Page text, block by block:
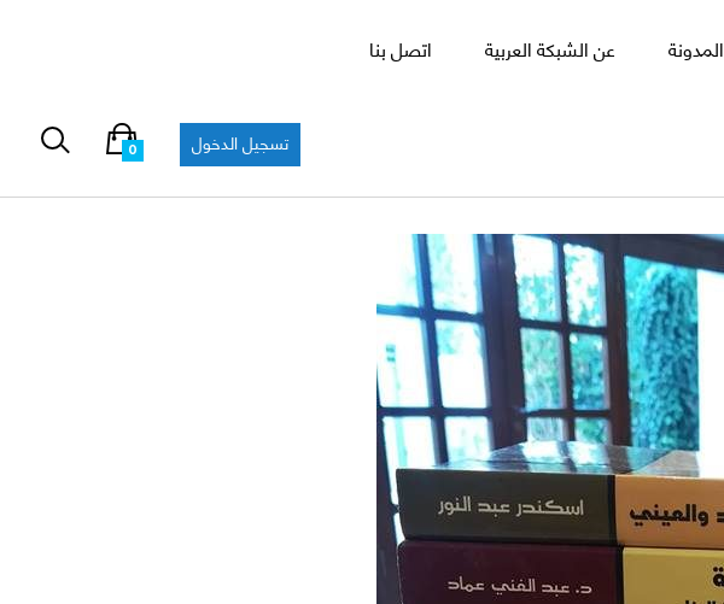
المدونة عن الشبكة العربية اتصل بنا
تسجيل الدخول 0